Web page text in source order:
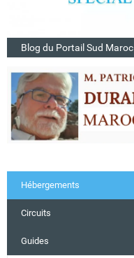
Blog du Portail Sud Maroc
Hébergements
Circuits
Guides